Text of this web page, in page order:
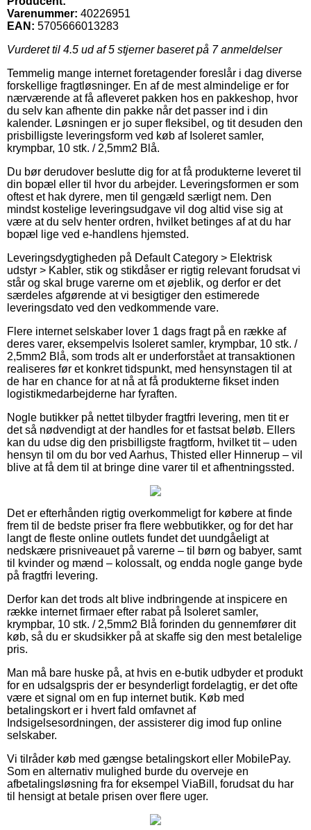
Varenummer: 40226951
EAN: 5705666013283
Vurderet til 4.5 ud af 5 stjerner baseret på 7anmeldelser
Temmelig mange internet foretagender foreslår i dag diverse
forskellige fragtløsninger. En af de mest almindelige er for
nærværende at få afleveret pakken hos en pakkeshop, hvor
du selv kan afhente din pakke når det passer ind i din
kalender. Løsningen er jo super fleksibel, og tit desuden den
prisbilligste leveringsform ved køb af Isoleret samler,
krympbar, 10 stk. / 2,5mm2 Blå.
Du bør derudover beslutte dig for at få produkterne leveret til
din bopæl eller til hvor du arbejder. Leveringsformen er som
oftest et hak dyrere, men til gengæld særligt nem. Den
mindst kostelige leveringsudgave vil dog altid vise sig at
være at du selv henter ordren, hvilket betinges af at du har
bopæl lige ved e-handlens hjemsted.
Leveringsdygtigheden på Default Category > Elektrisk
udstyr > Kabler, stik og stikdåser er rigtig relevant forudsat vi
står og skal bruge varerne om et øjeblik, og derfor er det
særdeles afgørende at vi besigtiger den estimerede
leveringsdato ved den vedkommende vare.
Flere internet selskaber lover 1 dags fragt på en række af
deres varer, eksempelvis Isoleret samler, krympbar, 10 stk. /
2,5mm2 Blå, som trods alt er underforstået at transaktionen
realiseres før et konkret tidspunkt, med hensynstagen til at
de har en chance for at nå at få produkterne fikset inden
logistikmedarbejderne har fyraften.
Nogle butikker på nettet tilbyder fragtfri levering, men tit er
det så nødvendigt at der handles for et fastsat beløb. Ellers
kan du udse dig den prisbilligste fragtform, hvilket tit – uden
hensyn til om du bor ved Aarhus, Thisted eller Hinnerup – vil
blive at få dem til at bringe dine varer til et afhentningssted.
Det er efterhånden rigtig overkommeligt for købere at finde
frem til de bedste priser fra flere webbutikker, og for det har
langt de fleste online outlets fundet det uundgåeligt at
nedskære prisniveauet på varerne – til børn og babyer, samt
til kvinder og mænd – kolossalt, og endda nogle gange byde
på fragtfri levering.
Derfor kan det trods alt blive indbringende at inspicere en
række internet firmaer efter rabat på Isoleret samler,
krympbar, 10 stk. / 2,5mm2 Blå forinden du gennemfører dit
køb, så du er skudsikker på at skaffe sig den mest betalelige
pris.
Man må bare huske på, at hvis en e-butik udbyder et produkt
for en udsalgspris der er besynderligt fordelagtig, er det ofte
være et signal om en fup internet butik. Køb med
betalingskort er i hvert fald omfavnet af
Indsigelsesordningen, der assisterer dig imod fup online
selskaber.
Vi tilråder køb med gængse betalingskort eller MobilePay.
Som en alternativ mulighed burde du overveje en
afbetalingsløsning fra for eksempel ViaBill, forudsat du har
til hensigt at betale prisen over flere uger.